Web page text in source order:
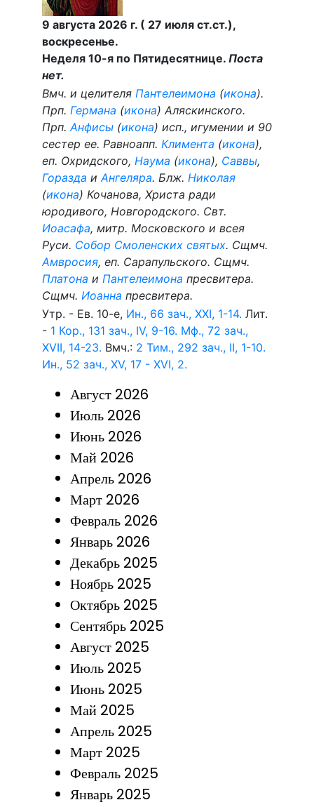
9 августа 2026 г. ( 27 июля ст.ст.),
воскресенье.
Неделя 10-я по Пятидесятнице. Поста
нет.
Вмч. и целителя Пантелеимона (икона).
Прп. Германа (икона) Аляскинского.
Прп.Анфисы(икона) исп., игумении и 90
сестер ее. Равноапп. Климента (икона),
еп. Охридского, Наума (икона), Саввы,
Горазда иАнгеляра. Блж. Николая
(икона) Кочанова, Христа ради
юродивого, Новгородского. Свт.
Иоасафа, митр. Московского и всея
Руси. Собор Смоленских святых. Сщмч.
Амвросия, еп. Сарапульского. Сщмч.
Платона и Пантелеимона пресвитера.
Сщмч. Иоанна пресвитера.
Утр. - Ев. 10-е, Ин., 66 зач., XXI, 1-14. Лит.
- 1 Кор., 131 зач., IV, 9-16. Мф., 72 зач.,
XVII, 14-23. Вмч.: 2 Тим., 292 зач., II, 1-10.
Ин., 52 зач., XV, 17 - XVI, 2.
Август 2026
Июль 2026
Июнь 2026
Май 2026
Апрель 2026
Март 2026
Февраль 2026
Январь 2026
Декабрь 2025
Ноябрь 2025
Октябрь 2025
Сентябрь 2025
Август 2025
Июль 2025
Июнь 2025
Май 2025
Апрель 2025
Март 2025
Февраль 2025
Январь 2025